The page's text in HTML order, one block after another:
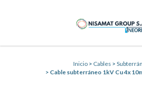
Inicio > Cables >
> Cable subterráneo 1kV Cu 4x